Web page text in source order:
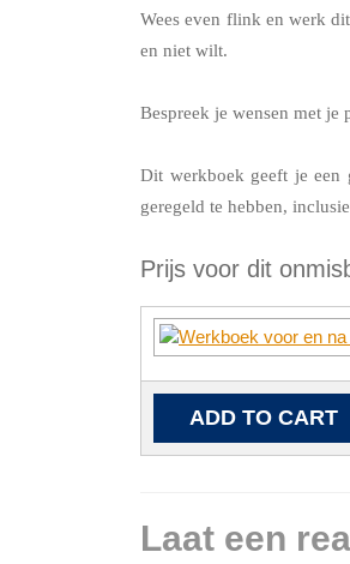
Wees even flink en werk
en niet wilt.
Bespreek je wensen met
Dit werkboek geeft je
geregeld te hebben,
Prijs voor dit
Laat een